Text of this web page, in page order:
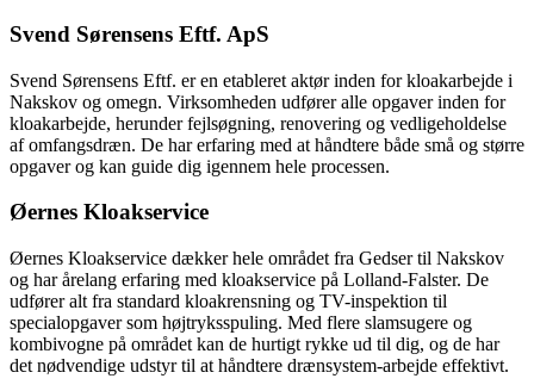
Svend Sørensens Eftf. ApS
Svend Sørensens Eftf. er en etableret aktør inden for kloakarbejde i
Nakskov og omegn. Virksomheden udfører alle opgaver inden for
kloakarbejde, herunder fejlsøgning, renovering og vedligeholdelse
af omfangsdræn. De har erfaring med at håndtere både små og større
opgaver og kan guide dig igennem hele processen.
Øernes Kloakservice
Øernes Kloakservice dækker hele området fra Gedser til Nakskov
og har årelang erfaring med kloakservice på Lolland-Falster. De
udfører alt fra standard kloakrensning og TV-inspektion til
specialopgaver som højtryksspuling. Med flere slamsugere og
kombivogne på området kan de hurtigt rykke ud til dig, og de har
det nødvendige udstyr til at håndtere drænsystem-arbejde effektivt.